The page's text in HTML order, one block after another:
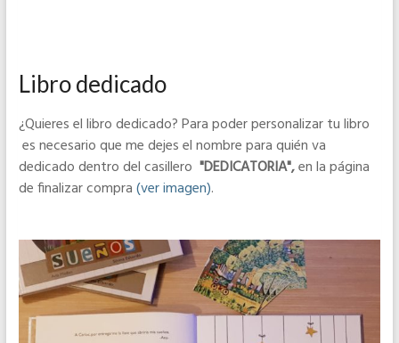
Libro dedicado
¿Quieres el libro dedicado? Para poder personalizar tu libro
es necesario que me dejes el nombre para quién va
dedicado dentro del casillero "DEDICATORIA",en la página
de finalizar compra(ver imagen).